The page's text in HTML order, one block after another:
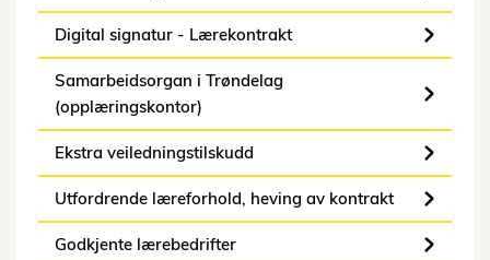
Digital signatur - Lærekontrakt
Samarbeidsorgan i Trøndelag
(opplæringskontor)
Ekstra veiledningstilskudd
Utfordrende læreforhold, heving av kontrakt
Godkjente lærebedrifter